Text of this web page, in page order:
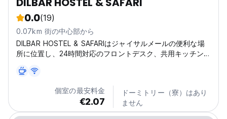
0.0(19)
0.07km 街の中心部から
DILBAR HOSTEL & SAFARIはジャイサルメールの便利な場
所に位置し、24時間対応のフロントデスク、共用キッチン、
個室の最安料金
€2.07
ドーミトリー（寮）はあり
ません